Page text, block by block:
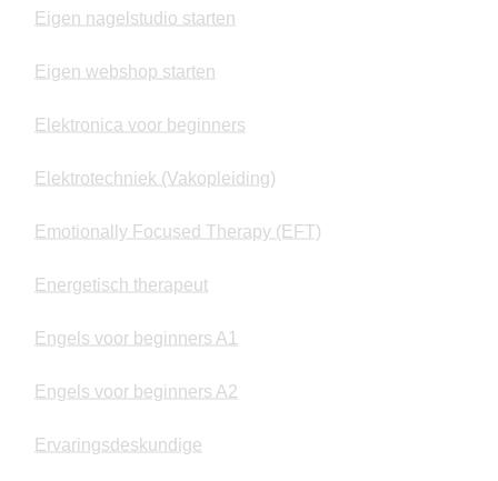
Eigen nagelstudio starten
Eigen webshop starten
Elektronica voor beginners
Elektrotechniek (Vakopleiding)
Emotionally Focused Therapy (EFT)
Energetisch therapeut
Engels voor beginners A1
Engels voor beginners A2
Ervaringsdeskundige